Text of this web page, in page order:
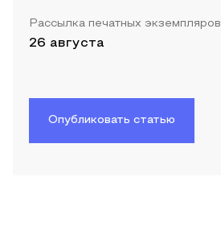
Рассылка печатных экземпляров
26 августа
Опубликовать статью